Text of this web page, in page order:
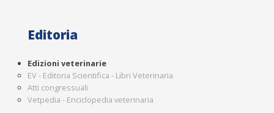
Editoria
Edizioni veterinarie
EV - Editoria Scientifica - Libri Veterinaria
Atti congressuali
Vetpedia - Enciclopedia veterinaria